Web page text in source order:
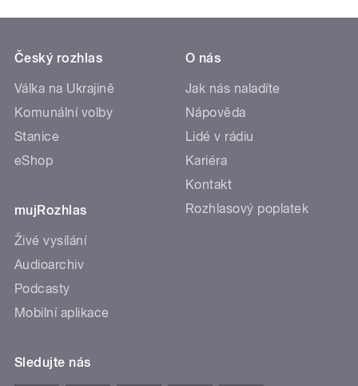
Český rozhlas
Válka na Ukrajině
Komunální volby
Stanice
eShop
mujRozhlas
Živé vysílání
Audioarchiv
Podcasty
Mobilní aplikace
O nás
Jak nás naladíte
Nápověda
Lidé v rádiu
Kariéra
Kontakt
Rozhlasový poplatek
Sledujte nás